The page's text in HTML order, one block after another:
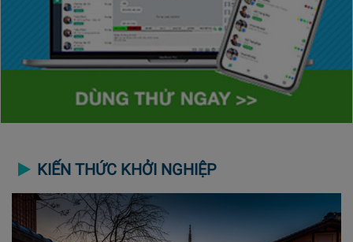
KIẾN THỨC KHỞI NGHIỆP